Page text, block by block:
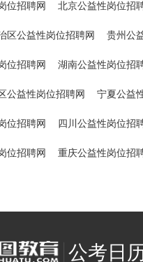
位招聘网 北京公益性岗位招
区公益性岗位招聘网 贵州公
位招聘网 湖南公益性岗位招
公益性岗位招聘网 宁夏公益
位招聘网 四川公益性岗位招
位招聘网 重庆公益性岗位招
公考日